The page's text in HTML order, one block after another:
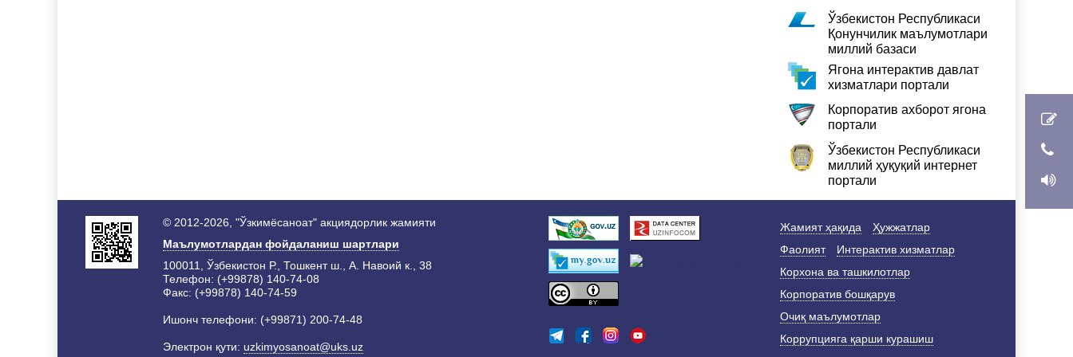
Ўзбекистон Республикаси
Қонунчилик маълумотлари
миллий базаси
Ягона интерактив давлат
хизматлари портали
Корпоратив ахборот ягона
портали
Ўзбекистон Республикаси
миллий ҳуқуқий интернет
портали
© 2012-2026, "Ўзкимёсаноат" акциядорлик жамияти
Маълумотлардан фойдаланиш шартлари
100011, Ўзбекистон Р., Тошкент ш., А. Навоий к., 38
Телефон: (+99878) 140-74-08
Факс: (+99878) 140-74-59
Ишонч телефони: (+99871) 200-74-48
Электрон қути: uzkimyosanoat@uks.uz
Жамият ҳақида
Ҳужжатлар
Фаолият
Интерактив хизматлар
Корхона ва ташкилотлар
Корпоратив бошқарув
Очиқ маълумотлар
Коррупцияга қарши курашиш